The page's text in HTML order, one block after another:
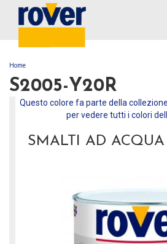
TU SEI QUI
Home
S2005-Y20R
Questo colore fa parte della collezione
per vedere tutti i colori
SMALTI AD ACQUA